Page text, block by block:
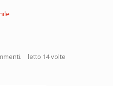
letto 14 volte